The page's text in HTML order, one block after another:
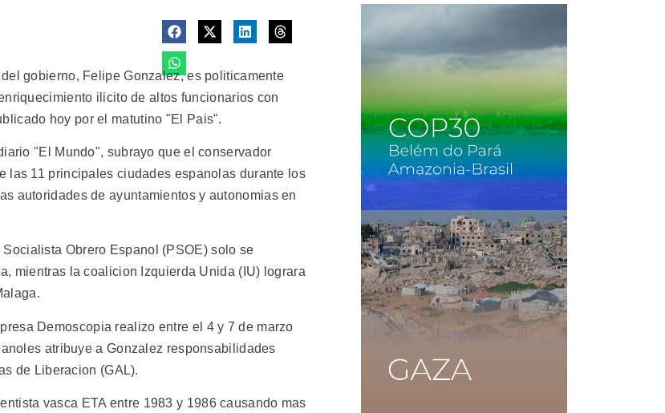
gobierno, Felipe Gonzalez, es politicamente
ilicito de altos funcionarios con
hoy por el matutino "El Pais".
"El Mundo", subrayo que el conservador
las 11 principales ciudades espanolas durante los
autoridades de ayuntamientos y autonomias en
Obrero Espanol (PSOE) solo se
mientras la coalicion Izquierda Unida (IU) lograra
Demoscopia realizo entre el 4 y 7 de marzo
atribuye a Gonzalez responsabilidades
de Liberacion (GAL).
vasca ETA entre 1983 y 1986 causando mas